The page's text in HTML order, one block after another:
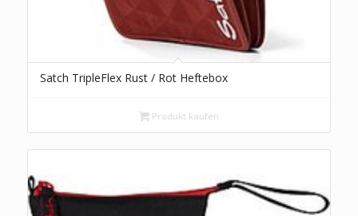
Satch TripleFlex Rust / Rot Heftebox
Produkt kaufen